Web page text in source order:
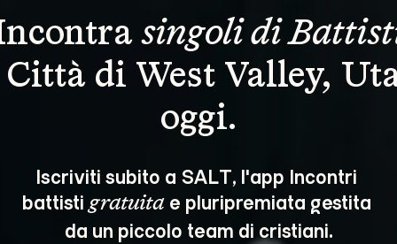
singoli di
di West Valley,
oggi.
Iscriviti subito a SALT, l'app Incontri
battisti gratuita e pluripremiata gestita
da un piccolo team di cristiani.